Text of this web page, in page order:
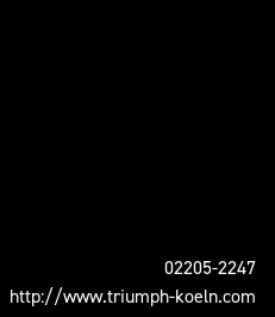
02205-2247
http://www.triumph-koeln.com